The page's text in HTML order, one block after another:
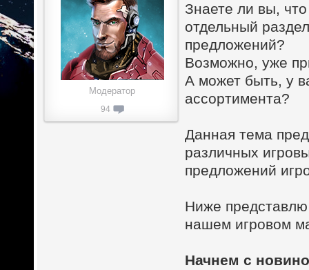
Знаете ли вы,
отдельный
предложений?
Возможно, уже
А может быть, у
ассортимента?
Данная тема
различных
предложений
Ниже
нашем игровом
Начнем с
Модератор
94